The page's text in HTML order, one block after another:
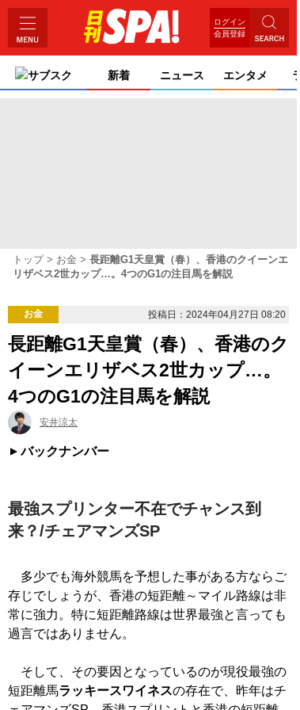
ログイン
会員登録
サブスク 新着 ニュース エンタメ
トップ お金
長距離G1天皇賞（春）、香港のクイーンエ
リザベス2世カップ…。4つのG1の注目馬を解説
お金 投稿日：2024年04月27日 08:20
長距離G1天皇賞（春）、香港のク
イーンエリザベス2世カップ…。
4つのG1の注目馬を解説
安井涼太
バックナンバー
最強スプリンター不在でチャンス到
来？/チェアマンズSP
多少でも海外競馬を予想した事がある方ならご
存じでしょうが、香港の短距離～マイル路線は非
常に強力。特に短距離路線は世界最強と言っても
過言ではありません。
そして、その要因となっているのが現役最強の
短距離馬ラッキースワイネスの存在で、昨年はチ